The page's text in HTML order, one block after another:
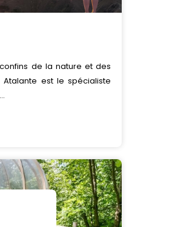
de la nature et des
Atalante est le spécialiste